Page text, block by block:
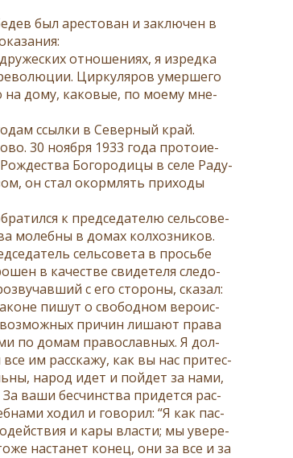
был аре­сто­ван и за­клю­чен в
от­но­ше­ни­ях, я из­ред­ка
Цир­ку­ля­ров умер­ше­го
на до­му, ка­ко­вые, по мо­е­му мне­
ссыл­ки в Се­вер­ный край.
30 но­яб­ря 1933 го­да про­то­и­е­
Бо­го­ро­ди­цы в се­ле Ра­ду­
он стал окорм­лять при­хо­ды
к пред­се­да­те­лю сель­со­ве­
мо­леб­ны в до­мах кол­хоз­ни­ков.
сель­со­ве­та в прось­бе
в ка­че­стве сви­де­те­ля сле­до­
с его сто­ро­ны, ска­зал:
пи­шут о сво­бод­ном ве­ро­ис­
при­чин ли­ша­ют пра­ва
по до­мам пра­во­слав­ных. Я дол­
им рас­ска­жу, как вы нас при­тес­
на­род идет и пой­дет за на­ми,
ва­ши бес­чин­ства при­дет­ся рас­
хо­дил и го­во­рил: “Я как пас­
и ка­ры вла­сти; мы уве­ре­
на­станет ко­нец, они за все и за